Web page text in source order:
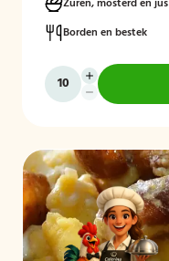
Zuren, mosterd en jus
Borden en bestek